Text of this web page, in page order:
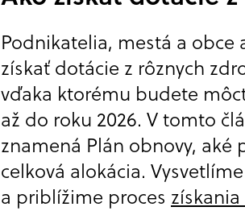
Podnikatelia, mestá a obce
získať dotácie z rôznych
vďaka ktorému budete
až do roku 2026. V tomto
znamená Plán obnovy,
celková alokácia.
a priblížime proces